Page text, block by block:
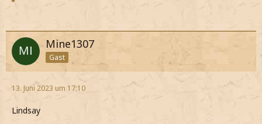
Mine1307
Gast
13. Juni 2023 um 17:10
Lindsay